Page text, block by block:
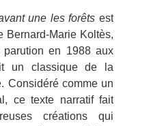
une les forêts est
Bernard-Marie Koltès,
en 1988 aux
un classique de la
Considéré comme un
ce texte narratif fait
créations qui